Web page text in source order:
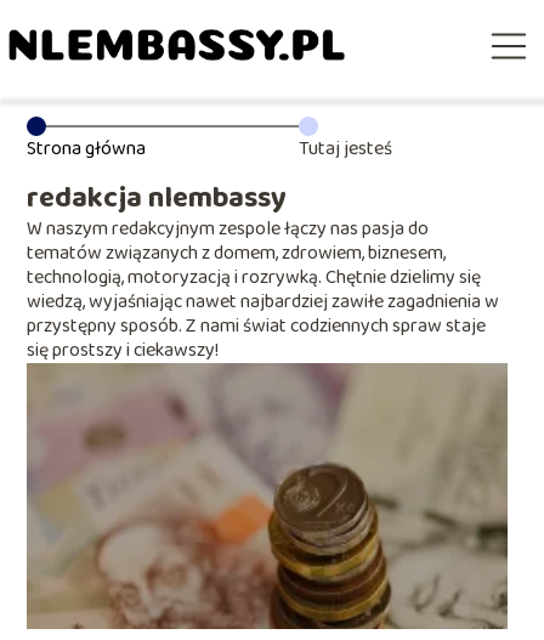
Strona główna Tutaj jesteś
redakcja nlembassy
W naszym redakcyjnym zespole łączy nas pasja do
tematów związanych z domem, zdrowiem, biznesem,
technologią, motoryzacją i rozrywką. Chętnie dzielimy się
wiedzą, wyjaśniając nawet najbardziej zawiłe zagadnienia w
przystępny sposób. Z nami świat codziennych spraw staje
się prostszy i ciekawszy!